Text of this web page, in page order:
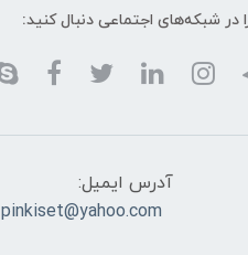
در شبکه‌های اجتماعی دنبال کنید:
آدرس ایمیل:
pinkiset@yahoo.com